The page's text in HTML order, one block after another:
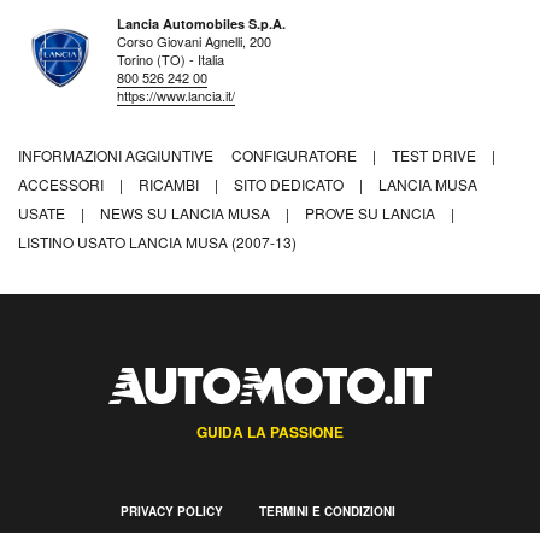
Lancia Automobiles S.p.A.
Corso Giovani Agnelli, 200
Torino (TO) - Italia
800 526 242 00
https://www.lancia.it/
INFORMAZIONI AGGIUNTIVE CONFIGURATORE | TEST DRIVE
|
ACCESSORI
| RICAMBI | SITO DEDICATO |
LANCIA MUSA
USATE
| NEWS SU LANCIA MUSA | PROVE SU LANCIA
|
LISTINO USATO LANCIA MUSA (2007-13)
GUIDA LA PASSIONE
PRIVACY POLICY TERMINI E CONDIZIONI